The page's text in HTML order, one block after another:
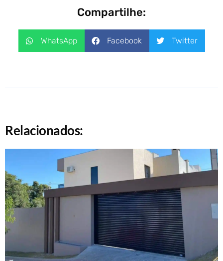
Compartilhe:
WhatsApp Facebook Twitter
Relacionados: